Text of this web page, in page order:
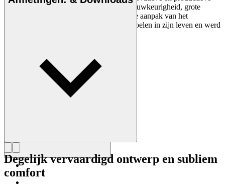
ontwerpers aller tijden, bekend om zijn nauwkeurigheid, grote
inzicht in vakmanschap en compromisloze aanpak van het
ontwerpen. Wegner ontwierp bijna 500 stoelen in zijn leven en werd
Degelijk vervaardigd ontwerp en subliem
comfort